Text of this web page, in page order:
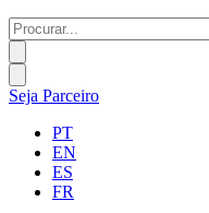
Procurar...
Seja Parceiro
PT
EN
ES
FR